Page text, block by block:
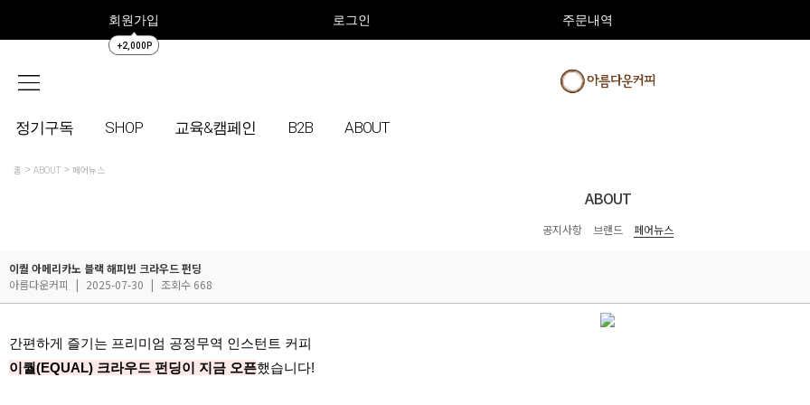
회원가입
+2,000P
로그인 주문내역
정기구독 SHOP 교육&캠페인 B2B ABOUT
홈 ABOUT 페어뉴스
ABOUT
공지사항 브랜드 페어뉴스
이퀄 아메리카노 블랙 해피빈 크라우드 펀딩
아름다운커피
| 2025-07-30 | 조회수 668
간편하게 즐기는 프리미엄 공정무역 인스턴트 커피
이퀄(EQUAL) 크라우드 펀딩이 지금 오픈했습니다!